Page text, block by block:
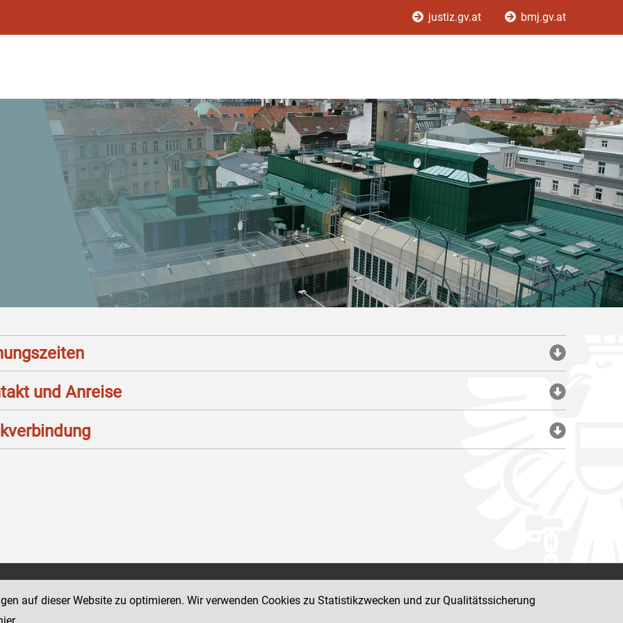
justiz.gv.at bmj.gv.at
und Anreise
18-20
der Justiz und des BMJ
Impressum
auf dieser Website zu optimieren. Wir verwenden Cookies zu Statistikzwecken und zur Qualitätssicherung